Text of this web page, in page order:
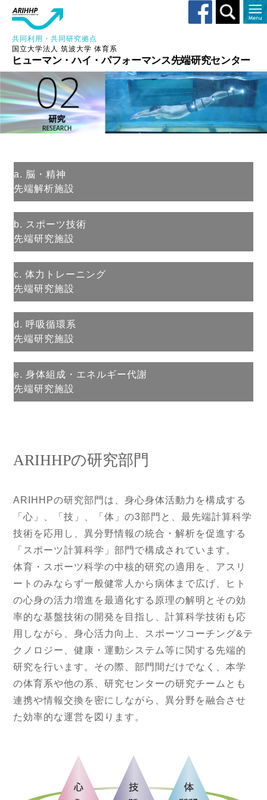
共同利用・共同研究拠点
国立大学法人 筑波大学 体育系
ヒューマン・ハイ・パフォーマンス先端研究センター
Toggle
search
a. 脳・精神
先端解析施設
b. スポーツ技術
先端研究施設
c. 体力トレーニング
先端研究施設
d. 呼吸循環系
先端研究施設
e. 身体組成・エネルギー代謝
先端研究施設
ARIHHPの研究部門
ARIHHPの研究部門は、身心身体活動力を構成する
「心」、「技」、「体」の3部門と、最先端計算科学
技術を応用し、異分野情報の統合・解析を促進する
「スポーツ計算科学」部門で構成されています。
体育・スポーツ科学の中核的研究の適用を、アスリ
ートのみならず一般健常人から病体まで広げ、ヒト
の心身の活力増進を最適化する原理の解明とその効
率的な基盤技術の開発を目指し、計算科学技術も応
用しながら、身心活力向上、スポーツコーチング&テ
クノロジー、健康・運動システム等に関する先端的
研究を行います。その際、部門間だけでなく、本学
の体育系や他の系、研究センターの研究チームとも
連携や情報交換を密にしながら、異分野を融合させ
た効率的な運営を図ります。